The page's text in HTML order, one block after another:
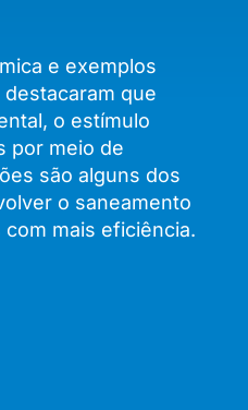
e exemplos
que
o estímulo
por meio de
são alguns dos
o saneamento
mais eficiência.